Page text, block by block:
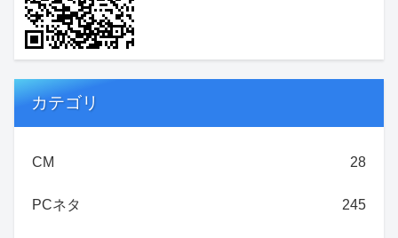
カテゴリ
CM 28
PCネタ 245